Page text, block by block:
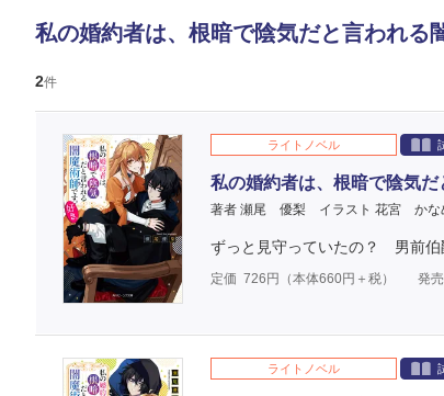
私の婚約者は、根暗で陰気だと言われる
2件
ライトノベル
私の婚約者は、根暗で陰気だ
著者 瀬尾 優梨 イラスト 花宮 かな
ずっと見守っていたの？ 男前伯
定価 726 円（本体660円＋税） 発
ライトノベル